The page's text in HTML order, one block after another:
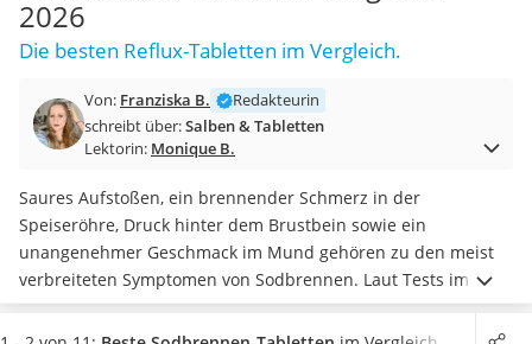
Katzenklappe (Chip)
Rasierer
Massagepistole
Epilierer
Eiweißpulver
Magnesiumpräparat
Katzenklappe
Nackenmassagegerät
Zeckenschutz Katze
2026
Die besten Reflux-Tabletten im Vergleich.
Von: Franziska B.
Redakteurin
schreibt über:Salben & Tabletten
Lektorin: Monique B.
Saures Aufstoßen, ein brennender Schmerz in der
Speiseröhre, Druck hinter dem Brustbein sowie ein
unangenehmer Geschmack im Mund gehören zu den meist
verbreiteten Symptomen von Sodbrennen. Laut Tests im
Internet können unter anderemüppige Mahlzeiten,
Bewegungsmangel und der Verzehr von säurebildenden